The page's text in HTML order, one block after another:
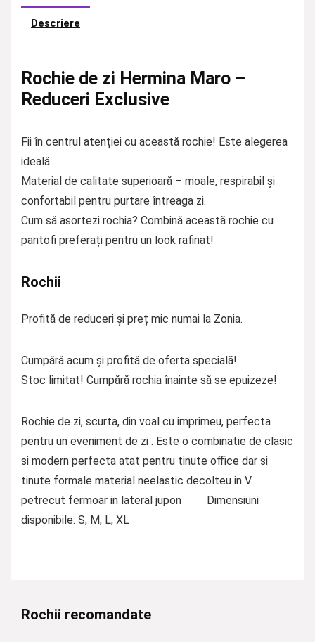
Descriere
Rochie de zi Hermina Maro –
Reduceri Exclusive
Fii în centrul atenției cu această rochie! Este alegerea
ideală.
Material de calitate superioară – moale, respirabil și
confortabil pentru purtare întreaga zi.
Cum să asortezi rochia? Combină această rochie cu
pantofi preferați pentru un look rafinat!
Rochii
Profită de reduceri și preț mic numai la Zonia.
Cumpără acum și profită de oferta specială!
Stoc limitat! Cumpără rochia înainte să se epuizeze!
Rochie de zi, scurta, din voal cu imprimeu, perfecta
pentru un eveniment de zi . Este o combinatie de clasic
si modern perfecta atat pentru tinute office dar si
tinute formale material neelastic decolteu in V
petrecut fermoar in lateral jupon Dimensiuni
disponibile: S, M, L, XL
Rochii recomandate